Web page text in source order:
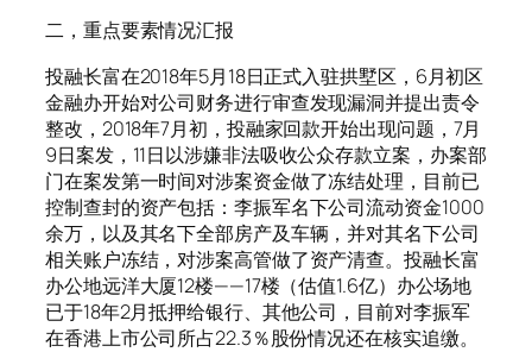
二，重点要素情况汇报
投融长富在2018年5月18日正式入驻拱墅区，6月初区
金融办开始对公司财务进行审查发现漏洞并提出责令
整改，2018年7月初，投融家回款开始出现问题，7月
9日案发，11日以涉嫌非法吸收公众存款立案，办案部
门在案发第一时间对涉案资金做了冻结处理，目前已
控制查封的资产包括：李振军名下公司流动资金1000
余万，以及其名下全部房产及车辆，并对其名下公司
相关账户冻结，对涉案高管做了资产清查。投融长富
办公地远洋大厦12楼——17楼（估值1.6亿）办公场地
已于18年2月抵押给银行、其他公司，目前对李振军
在香港上市公司所占22.3％股份情况还在核实追缴。